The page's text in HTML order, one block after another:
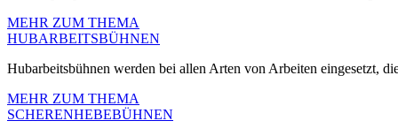
MEHR ZUM THEMA
HUBARBEITSBÜHNEN
Hubarbeitsbühnen werden bei allen Arten von Arbeiten eingesetzt,
MEHR ZUM THEMA
SCHERENHEBEBÜHNEN